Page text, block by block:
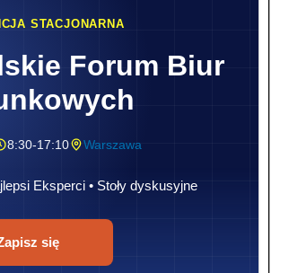
STACJONARNA
Forum Biur
8:30-17:10 Warszawa
Eksperci • Stoły dyskusyjne
się